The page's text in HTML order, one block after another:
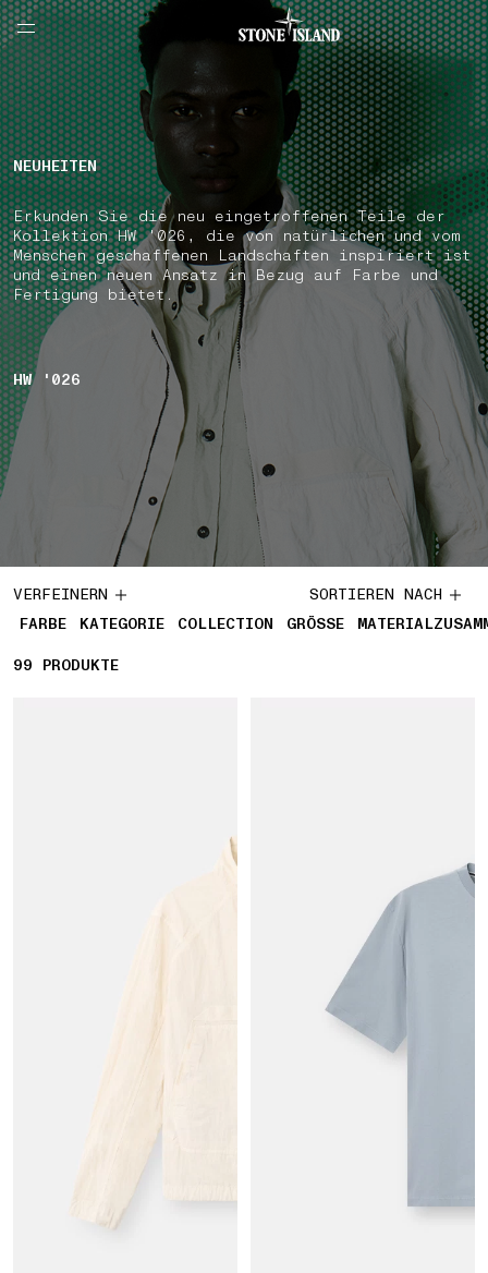
NAVIGATION.ARIA.GOTOMAINCONTENT
LABEL.SHOPPINGCOUNTRY DEUTSCHLAND
NEUHEITEN
Erkunden Sie die neu eingetroffenen Teile der
Kollektion HW '026, die von natürlichen und vom
Menschen geschaffenen Landschaften inspiriert ist
und einen neuen Ansatz in Bezug auf Farbe und
Fertigung bietet.
HW '026
VERFEINERN
FARBE
KATEGORIE COLLECTION GRÖSSE
SORTIEREN NACH
99 99 PRODUKTE
PRODUKTE